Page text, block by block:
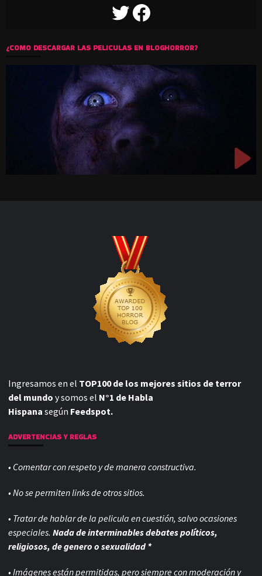
TWITTERFACEBOOK
¿COMO DESCARGAR LAS PELICULAS EN BLOGHORROR?
Ingresamos en el TOP100 de los mejores sitios de terror
del mundo y somos el N°1 de Habla
Hispana según Feedspot.
ADVERTENCIAS Y REGLAS
• Comentar con respeto y de manera constructiva.
• No se permiten links de otros sitios.
• Tratar de hablar de la pelicula en cuestión, salvo ocasiones
especiales. Nada de interminables debates políticos,
religiosos, de genero o sexualidad *
• Imágenes están permitidas, pero siempre conmoderación y